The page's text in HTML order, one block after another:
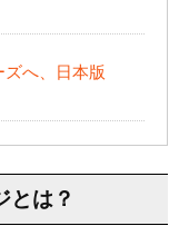
へ、日本版
とは？